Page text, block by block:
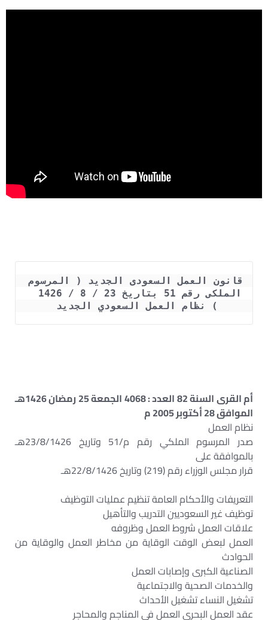
) نظام العمل السعودي الجديد
أم القرى السنة 82 العدد : 4068 الجمعة 25 رمضان 1426هـ
الموافق 28 أكتوبر 2005 م
نظام العمل
صدر المرسوم الملكي رقم م/51 وتاريخ 23/8/1426هـ
بالموافقة على
قرار مجلس الوزراء رقم (219) وتاريخ 22/8/1426هـ
التعريفات والأحكام العامة تنظيم عمليات التوظيف
توظيف غير السعوديين التدريب والتأهيل
علاقات العمل شروط العمل وظروفه
العمل لبعض الوقت الوقاية من مخاطر العمل والوقاية من
الحوادث
الصناعية الكبرى وإصابات العمل
والخدمات الصحية والاجتماعية
تشغيل النساء تشغيل الأحداث
عقد العمل البحري العمل في المناجم والمحاجر